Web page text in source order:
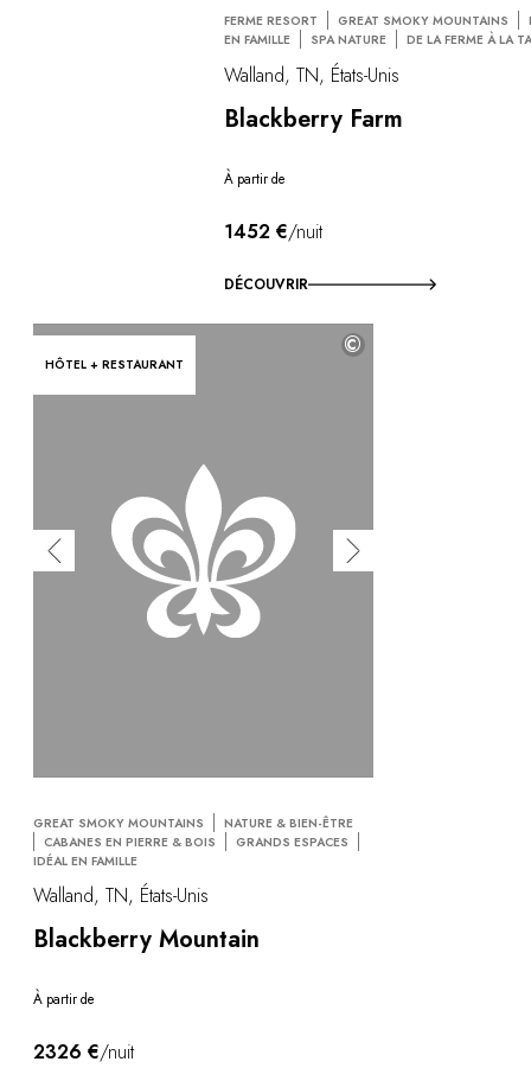
FERME RESORT GREAT SMOKY MOUNTAINS
EN FAMILLE
SPA NATURE DE LA FERME À LA
Walland, TN, États-Unis
Blackberry Farm
À partir de
1452 €/nuit
DÉCOUVRIR
HÔTEL + RESTAURANT
©
GREAT SMOKY MOUNTAINS
NATURE & BIEN-ÊTRE
CABANES EN PIERRE & BOIS
GRANDS ESPACES
IDÉAL EN FAMILLE
Walland, TN, États-Unis
Blackberry Mountain
À partir de
2326 €/nuit